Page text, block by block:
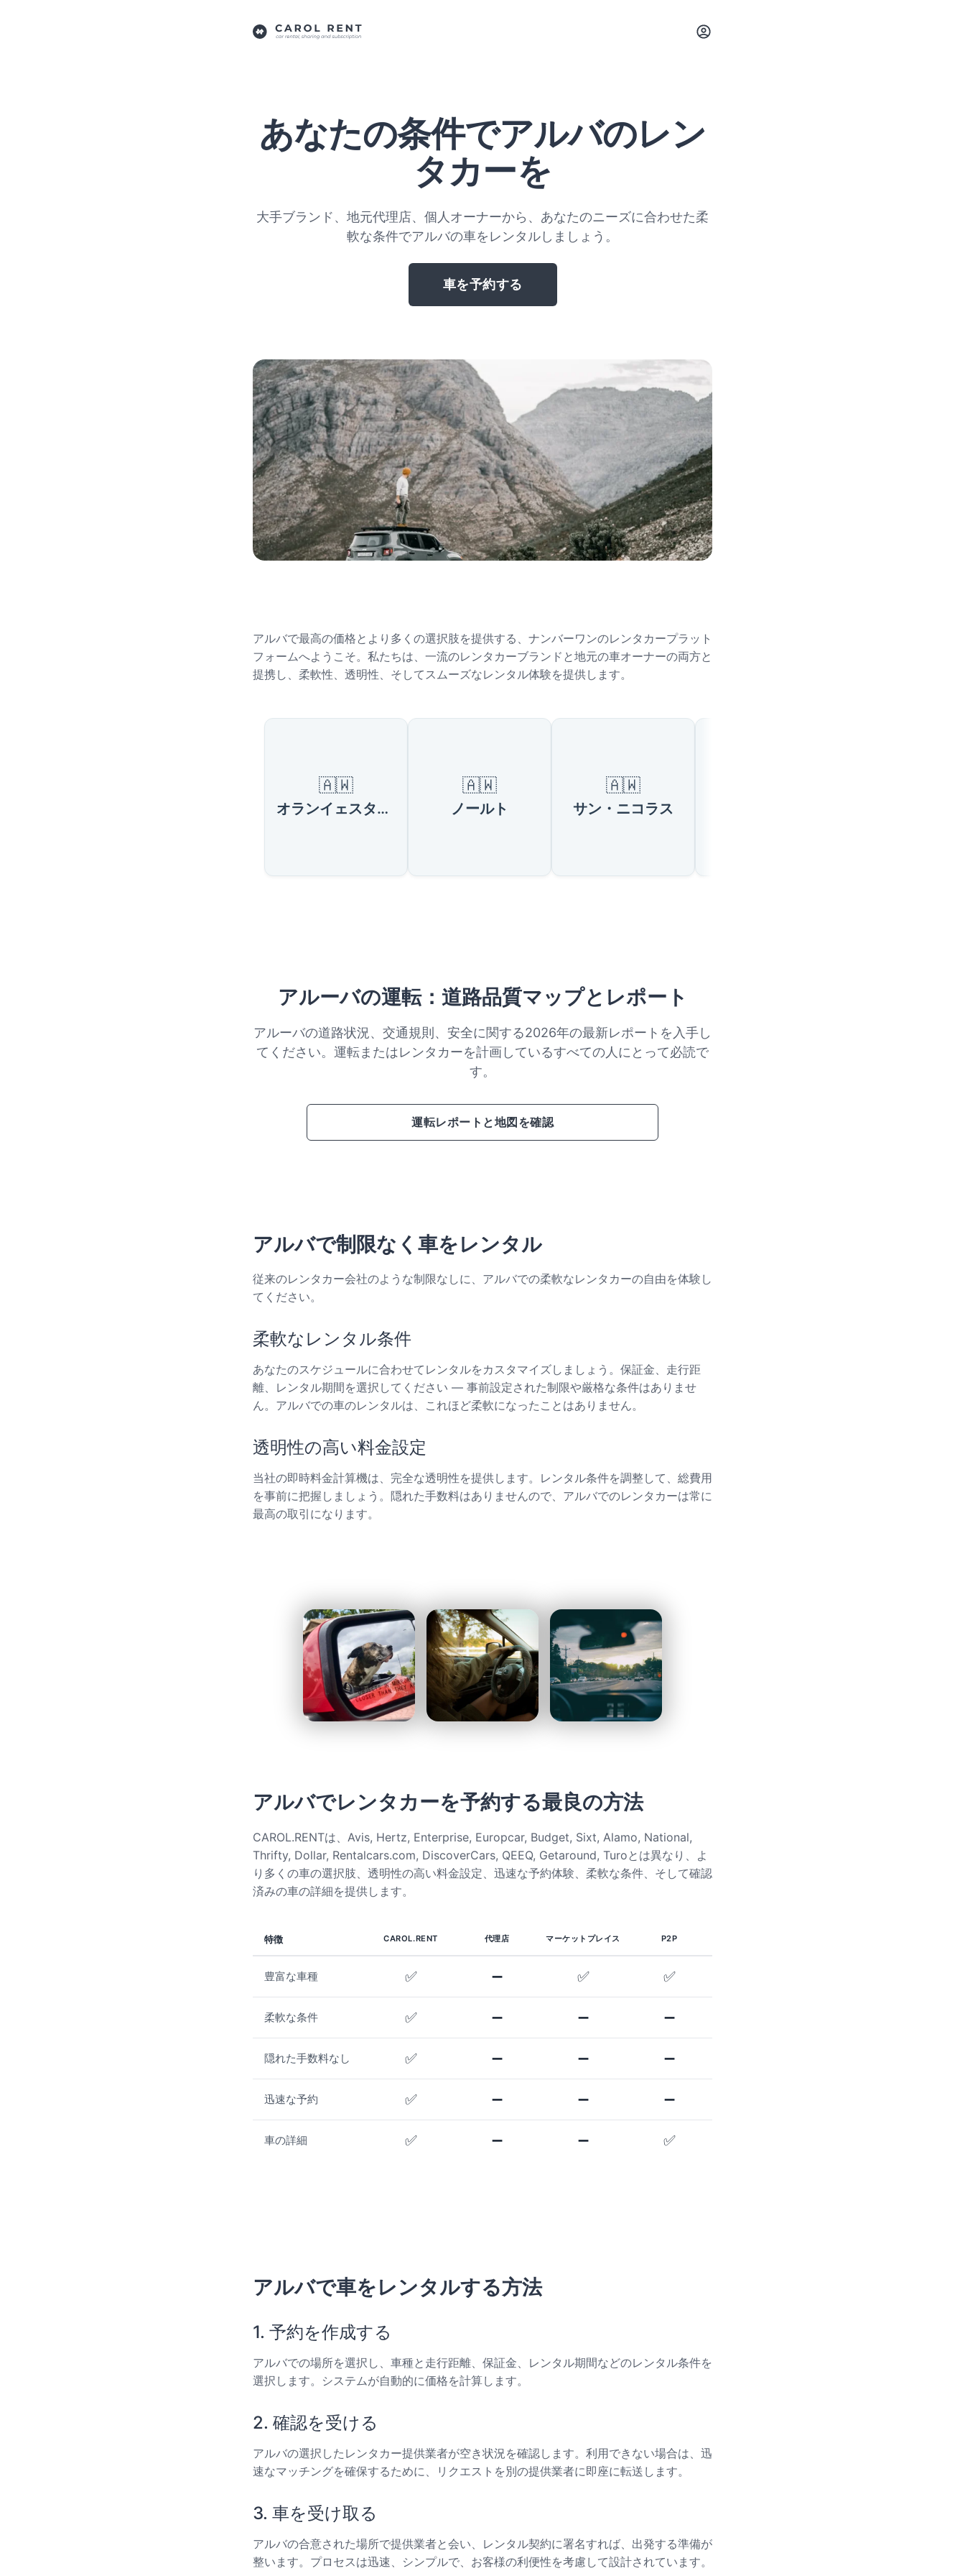
あなたの条件でアルバのレン
タカーを
大手ブランド、地元代理店、個人オーナーから、あなたのニーズに合わせた柔
軟な条件でアルバの車をレンタルしましょう。
車を予約する
アルバで最高の価格とより多くの選択肢を提供する、ナンバーワンのレンタカープラット
フォームへようこそ。私たちは、一流のレンタカーブランドと地元の車オーナーの両方と
提携し、柔軟性、透明性、そしてスムーズなレンタル体験を提供します。
アルバの人気都市
🇦🇼
オランイェスタット
🇦🇼
ノールト
🇦🇼
サン・ニコラス
アルーバの運転：道路品質マップとレポート
アルーバの道路状況、交通規則、安全に関する2026年の最新レポートを入手し
てください。運転またはレンタカーを計画しているすべての人にとって必読で
す。
運転レポートと地図を確認
アルバで制限なく車をレンタル
従来のレンタカー会社のような制限なしに、アルバでの柔軟なレンタカーの自由を体験し
てください。
柔軟なレンタル条件
あなたのスケジュールに合わせてレンタルをカスタマイズしましょう。保証金、走行距
離、レンタル期間を選択してください — 事前設定された制限や厳格な条件はありませ
ん。アルバでの車のレンタルは、これほど柔軟になったことはありません。
透明性の高い料金設定
当社の即時料金計算機は、完全な透明性を提供します。レンタル条件を調整して、総費用
を事前に把握しましょう。隠れた手数料はありませんので、アルバでのレンタカーは常に
最高の取引になります。
アルバでレンタカーを予約する最良の方法
CAROL.RENTは、Avis, Hertz, Enterprise, Europcar, Budget, Sixt, Alamo, National,
Thrifty, Dollar, Rentalcars.com, DiscoverCars, QEEQ, Getaround, Turoとは異なり、よ
り多くの車の選択肢、透明性の高い料金設定、迅速な予約体験、柔軟な条件、そして確認
済みの車の詳細を提供します。
特徴 CAROL.RENT 代理店 マーケットプレイス P2P
豊富な車種 ✅ ➖ ✅ ✅
柔軟な条件 ✅ ➖ ➖ ➖
隠れた手数料なし ✅ ➖ ➖ ➖
迅速な予約 ✅ ➖ ➖ ➖
車の詳細 ✅ ➖ ➖ ✅
アルバで車をレンタルする方法
1. 予約を作成する
アルバでの場所を選択し、車種と走行距離、保証金、レンタル期間などのレンタル条件を
選択します。システムが自動的に価格を計算します。
2. 確認を受ける
アルバの選択したレンタカー提供業者が空き状況を確認します。利用できない場合は、迅
速なマッチングを確保するために、リクエストを別の提供業者に即座に転送します。
3. 車を受け取る
アルバの合意された場所で提供業者と会い、レンタル契約に署名すれば、出発する準備が
整います。プロセスは迅速、シンプルで、お客様の利便性を考慮して設計されています。